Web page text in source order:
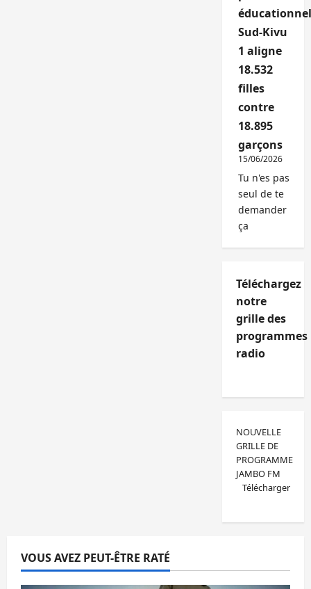
Sud-Kivu
1 aligne
18.532
filles
contre
18.895
garçons
15/06/2026
Tu n'es pas
seul de te
demander
ça
Téléchargez
notre
grille des
programmes
radio
NOUVELLE
GRILLE DE
PROGRAMME
JAMBO FM
Télécharger
VOUS AVEZ PEUT-ÊTRE RATÉ